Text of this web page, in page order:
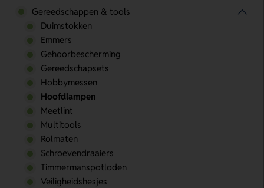
Gereedschappen & tools
Duimstokken
Emmers
Gehoorbescherming
Gereedschapsets
Hobbymessen
Hoofdlampen
Meetlint
Multitools
Rolmaten
Schroevendraaiers
Timmermanspotloden
Veiligheidshesjes